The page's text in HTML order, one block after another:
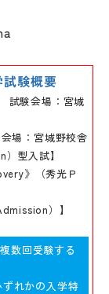
験概要
試験会場：宮城
場：宮城野校舎
型入試】
》（秀光Ｐ
）】
数回受験する
れかの入学特